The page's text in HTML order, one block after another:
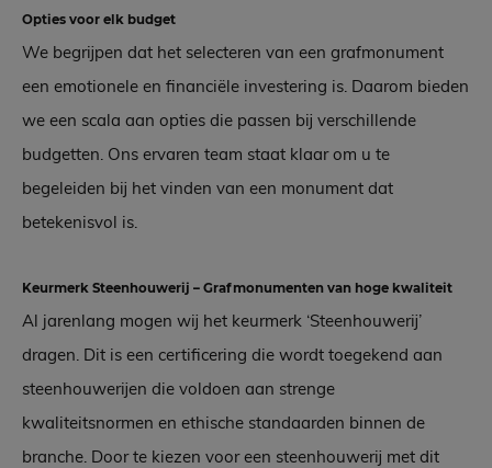
Opties voor elk budget
We begrijpen dat het selecteren van een grafmonument
een emotionele en financiële investering is. Daarom bieden
we een scala aan opties die passen bij verschillende
budgetten. Ons ervaren team staat klaar om u te
begeleiden bij het vinden van een monument dat
betekenisvol is.
Keurmerk Steenhouwerij – Grafmonumenten van hoge kwaliteit
Al jarenlang mogen wij het keurmerk ‘Steenhouwerij’
dragen. Dit is een certificering die wordt toegekend aan
steenhouwerijen die voldoen aan strenge
kwaliteitsnormen en ethische standaarden binnen de
branche. Door te kiezen voor een steenhouwerij met dit